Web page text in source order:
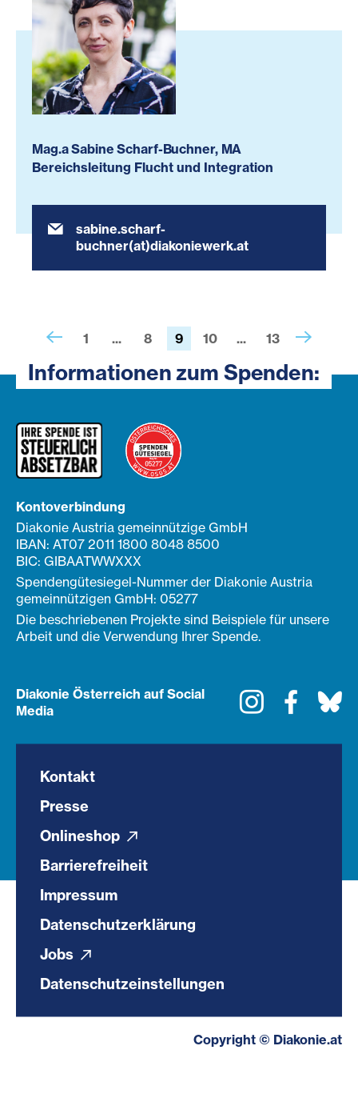
Mag.a Sabine Scharf-Buchner, MA
Bereichsleitung Flucht und Integration
sabine.scharf-
buchner(at)diakoniewerk.at
1 ... 8 9 10 ... 13
Informationen zum Spenden:
Kontoverbindung
Diakonie Austria gemeinnützige GmbH
IBAN: AT07 2011 1800 8048 8500
BIC: GIBAATWWXXX
Spendengütesiegel-Nummer der Diakonie Austria
gemeinnützigen GmbH: 05277
Die beschriebenen Projekte sind Beispiele für unsere
Arbeit und die Verwendung Ihrer Spende.
Diakonie Österreich auf Social
Media
Instagram
Kontakt
Presse
Onlineshop
Barrierefreiheit
Impressum
Datenschutzerklärung
Jobs
Datenschutzeinstellungen
Copyright © Diakonie.at